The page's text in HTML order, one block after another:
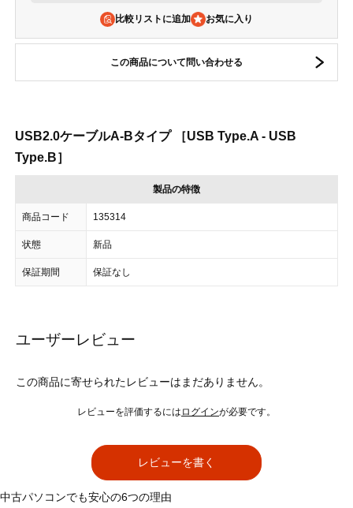
比較リストに追加
この商品について問い合わせる
USB2.0ケーブルA-Bタイプ ［USB Type.A - USB
Type.B］
製品の特徴
商品コード 135314
状態 新品
保証期間 保証なし
ユーザーレビュー
この商品に寄せられたレビューはまだありません。
レビューを評価するには ログインが必要です。
レビューを書く
中古パソコンでも安心の6つの理由